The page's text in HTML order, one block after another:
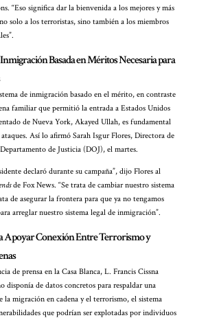
“Eso significa dar la bienvenida a los mejores y más
solo a los terroristas, sino también a los miembros
Basada en Méritos Necesaria para
de inmigración basado en el mérito, en contraste
familiar que permitió la entrada a Estados Unidos
de Nueva York, Akayed Ullah, es fundamental
Así lo afirmó Sarah Isgur Flores, Directora de
de Justicia (DOJ), el martes.
declaró durante su campaña”, dijo Flores al
de Fox News. “Se trata de cambiar nuestro sistema
de asegurar la frontera para que ya no tengamos
arreglar nuestro sistema legal de inmigración”.
Apoyar Conexión Entre Terrorismo y
de prensa en la Casa Blanca, L. Francis Cissna
disponía de datos concretos para respaldar una
la migración en cadena y el terrorismo, el sistema
que podrían ser explotadas por individuos